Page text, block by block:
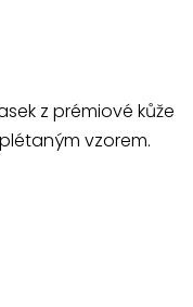
z prémiové kůže
vzorem.